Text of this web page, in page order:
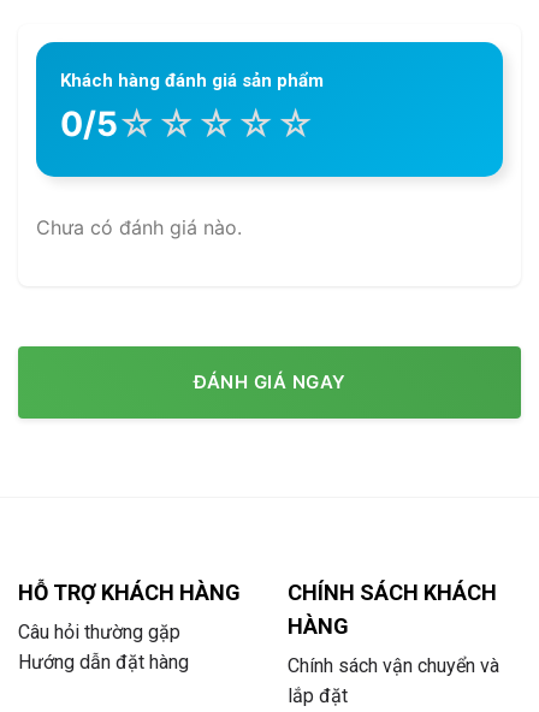
Khách hàng đánh giá sản phẩm
0/5☆ ☆ ☆ ☆ ☆
Chưa có đánh giá nào.
ĐÁNH GIÁ NGAY
HỖ TRỢ KHÁCH HÀNG
Câu hỏi thường gặp
Hướng dẫn đặt hàng
CHÍNH SÁCH KHÁCH
HÀNG
Chính sách vận chuyển và
lắp đặt